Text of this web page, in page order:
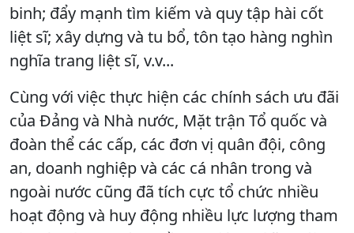
binh; đẩy mạnh tìm kiếm và quy tập hài cốt
liệt sĩ; xây dựng và tu bổ, tôn tạo hàng nghìn
nghĩa trang liệt sĩ, v.v...
Cùng với việc thực hiện các chính sách ưu đãi
của Đảng và Nhà nước, Mặt trận Tổ quốc và
đoàn thể các cấp, các đơn vị quân đội, công
an, doanh nghiệp và các cá nhân trong và
ngoài nước cũng đã tích cực tổ chức nhiều
hoạt động và huy động nhiều lực lượng tham